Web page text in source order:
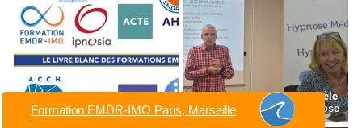
Avis sur les Formations EMDR
en France
Dr Bruno Suarez et Dr Michèle
Fourchon. Formation Hypnose
Médicale en Radiodiagnostic,
Formation EMDR-IMO Paris, Marseille